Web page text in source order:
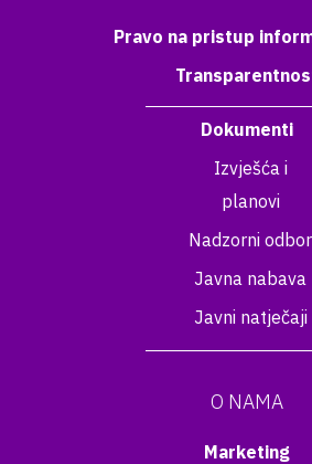
Pravo na pristup
Dokumenti
Izvješća i
planovi
Nadzorni odbor
Javna nabava
Javni natječaji
O NAMA
Marketing